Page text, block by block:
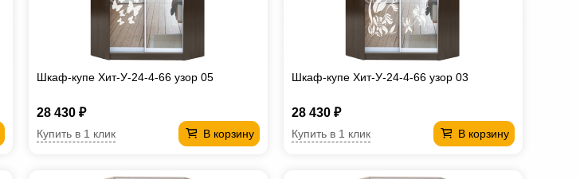
Шкаф-купе Хит-У-24-4-66 узор 05
28 430 ₽
В корзину
Купить в 1 клик
Шкаф-купе Хит-У-24-4-66 узор 03
28 430 ₽
В корзину
Купить в 1 клик